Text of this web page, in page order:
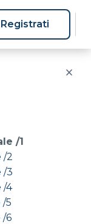
Registrati
/1
/2
/3
/4
/5
/6